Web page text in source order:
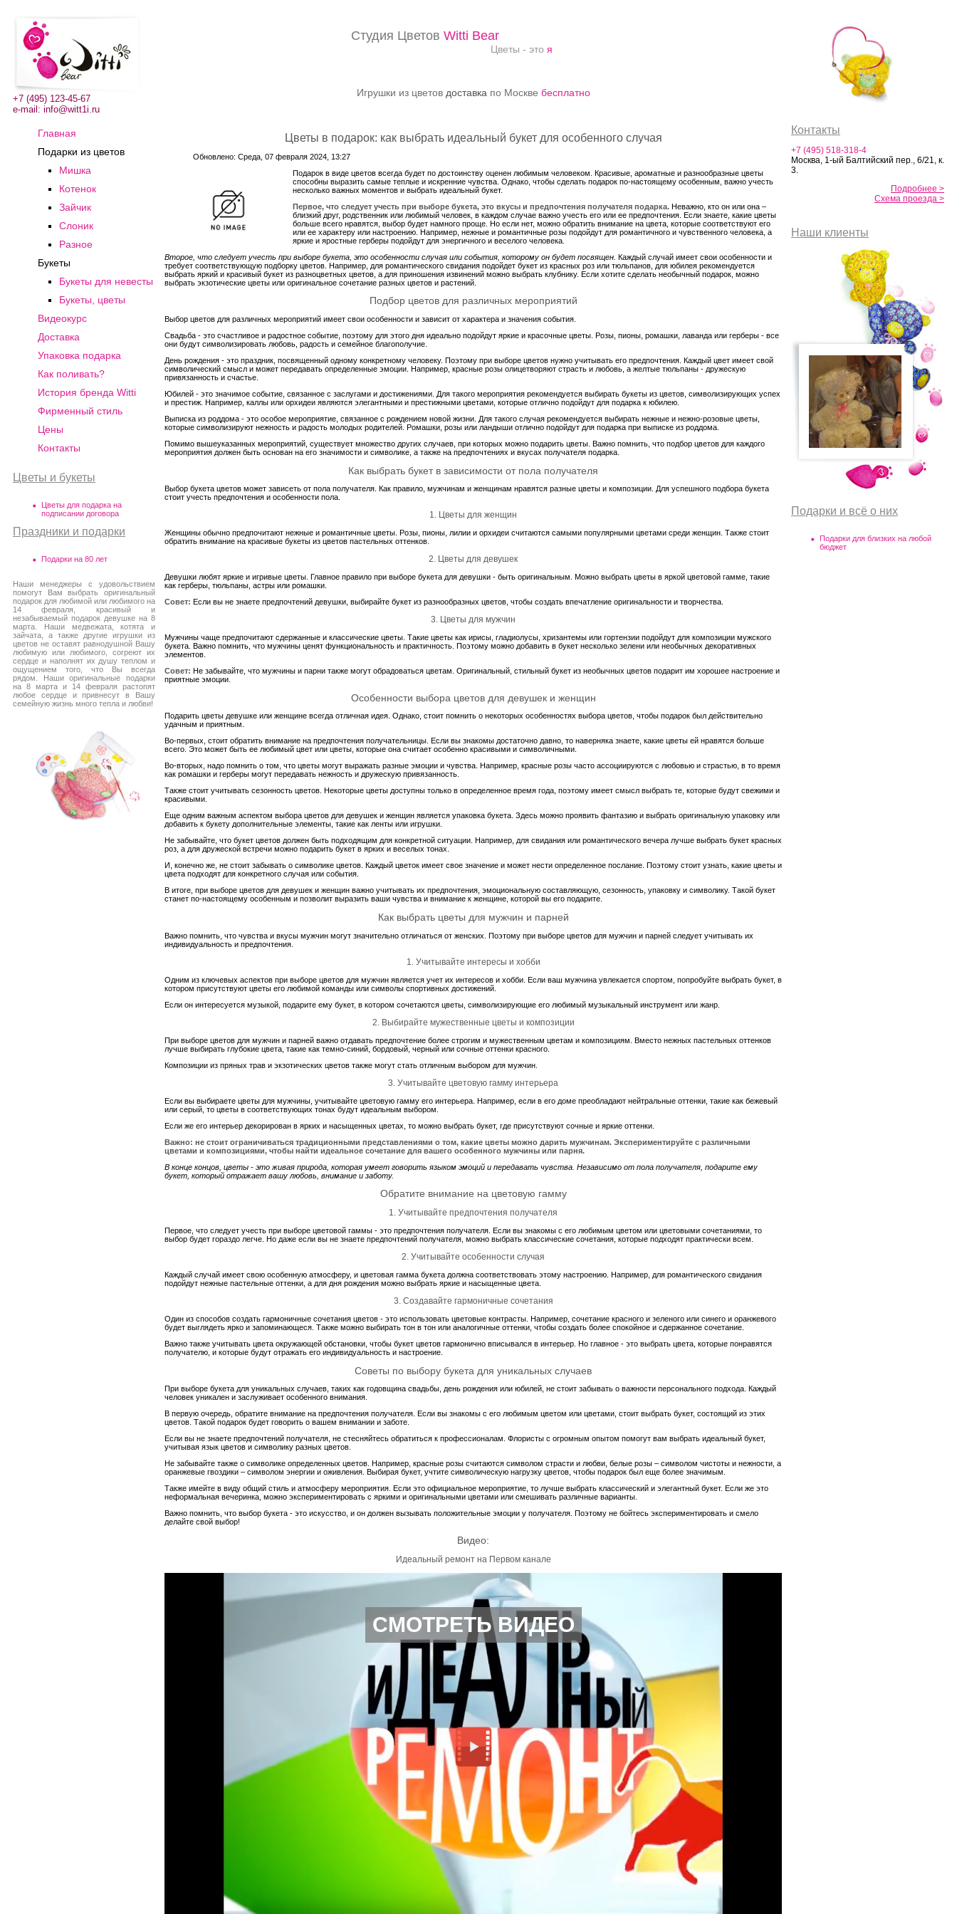
+7 (495) 123-45-67
e-mail: info@witt1i.ru
Студия Цветов Witti Bear
Цветы - это я
Игрушки из цветов доставка по Москве бесплатно
Главная
Подарки из цветов
Мишка
Котенок
Зайчик
Слоник
Разное
Букеты
Букеты для невесты
Букеты, цветы
Видеокурс
Доставка
Упаковка подарка
Как поливать?
История бренда Witti
Фирменный стиль
Цены
Контакты
Цветы и букеты
Цветы для подарка на
подписании договора
Праздники и подарки
Подарки на 80 лет
Наши менеджеры с удовольствием
помогут Вам выбрать оригинальный
подарок для любимой или любимого на
14 февраля, красивый и
незабываемый подарок девушке на 8
марта. Наши медвежата, котята и
зайчата, а также другие игрушки из
цветов не оставят равнодушной Вашу
любимую или любимого, согреют их
сердце и наполнят их душу теплом и
ощущением того, что Вы всегда
рядом. Наши оригинальные подарки
на 8 марта и 14 февраля растопят
любое сердце и привнесут в Вашу
семейную жизнь много тепла и любви!
Цветы в подарок: как выбрать идеальный букет для особенного случая
Обновлено: Среда, 07 февраля 2024, 13:27
Подарок в виде цветов всегда будет по достоинству оценен любимым человеком. Красивые, ароматные и разнообразные цветы
способны выразить самые теплые и искренние чувства. Однако, чтобы сделать подарок по-настоящему особенным, важно учесть
несколько важных моментов и выбрать идеальный букет.
Первое, что следует учесть при выборе букета, это вкусы и предпочтения получателя подарка. Неважно, кто он или она –
близкий друг, родственник или любимый человек, в каждом случае важно учесть его или ее предпочтения. Если знаете, какие цветы
больше всего нравятся, выбор будет намного проще. Но если нет, можно обратить внимание на цвета, которые соответствуют его
или ее характеру или настроению. Например, нежные и романтичные розы подойдут для романтичного и чувственного человека, а
яркие и яростные герберы подойдут для энергичного и веселого человека.
Второе, что следует учесть при выборе букета, это особенности случая или события, которому он будет посвящен. Каждый случай имеет свои особенности и
требует соответствующую подборку цветов. Например, для романтического свидания подойдет букет из красных роз или тюльпанов, для юбилея рекомендуется
выбрать яркий и красивый букет из разноцветных цветов, а для приношения извинений можно выбрать клубнику. Если хотите сделать необычный подарок, можно
выбрать экзотические цветы или оригинальное сочетание разных цветов и растений.
Подбор цветов для различных мероприятий
Выбор цветов для различных мероприятий имеет свои особенности и зависит от характера и значения события.
Свадьба - это счастливое и радостное событие, поэтому для этого дня идеально подойдут яркие и красочные цветы. Розы, пионы, ромашки, лаванда или герберы - все
они будут символизировать любовь, радость и семейное благополучие.
День рождения - это праздник, посвященный одному конкретному человеку. Поэтому при выборе цветов нужно учитывать его предпочтения. Каждый цвет имеет свой
символический смысл и может передавать определенные эмоции. Например, красные розы олицетворяют страсть и любовь, а желтые тюльпаны - дружескую
привязанность и счастье.
Юбилей - это значимое событие, связанное с заслугами и достижениями. Для такого мероприятия рекомендуется выбирать букеты из цветов, символизирующих успех
и престиж. Например, каллы или орхидеи являются элегантными и престижными цветами, которые отлично подойдут для подарка к юбилею.
Выписка из роддома - это особое мероприятие, связанное с рождением новой жизни. Для такого случая рекомендуется выбирать нежные и нежно-розовые цветы,
которые символизируют нежность и радость молодых родителей. Ромашки, розы или ландыши отлично подойдут для подарка при выписке из роддома.
Помимо вышеуказанных мероприятий, существует множество других случаев, при которых можно подарить цветы. Важно помнить, что подбор цветов для каждого
мероприятия должен быть основан на его значимости и символике, а также на предпочтениях и вкусах получателя подарка.
Как выбрать букет в зависимости от пола получателя
Выбор букета цветов может зависеть от пола получателя. Как правило, мужчинам и женщинам нравятся разные цветы и композиции. Для успешного подбора букета
стоит учесть предпочтения и особенности пола.
1. Цветы для женщин
Женщины обычно предпочитают нежные и романтичные цветы. Розы, пионы, лилии и орхидеи считаются самыми популярными цветами среди женщин. Также стоит
обратить внимание на красивые букеты из цветов пастельных оттенков.
2. Цветы для девушек
Девушки любят яркие и игривые цветы. Главное правило при выборе букета для девушки - быть оригинальным. Можно выбрать цветы в яркой цветовой гамме, такие
как герберы, тюльпаны, астры или ромашки.
Совет: Если вы не знаете предпочтений девушки, выбирайте букет из разнообразных цветов, чтобы создать впечатление оригинальности и творчества.
3. Цветы для мужчин
Мужчины чаще предпочитают сдержанные и классические цветы. Такие цветы как ирисы, гладиолусы, хризантемы или гортензии подойдут для композиции мужского
букета. Важно помнить, что мужчины ценят функциональность и практичность. Поэтому можно добавить в букет несколько зелени или необычных декоративных
элементов.
Совет: Не забывайте, что мужчины и парни также могут обрадоваться цветам. Оригинальный, стильный букет из необычных цветов подарит им хорошее настроение и
приятные эмоции.
Особенности выбора цветов для девушек и женщин
Подарить цветы девушке или женщине всегда отличная идея. Однако, стоит помнить о некоторых особенностях выбора цветов, чтобы подарок был действительно
удачным и приятным.
Во-первых, стоит обратить внимание на предпочтения получательницы. Если вы знакомы достаточно давно, то наверняка знаете, какие цветы ей нравятся больше
всего. Это может быть ее любимый цвет или цветы, которые она считает особенно красивыми и символичными.
Во-вторых, надо помнить о том, что цветы могут выражать разные эмоции и чувства. Например, красные розы часто ассоциируются с любовью и страстью, в то время
как ромашки и герберы могут передавать нежность и дружескую привязанность.
Также стоит учитывать сезонность цветов. Некоторые цветы доступны только в определенное время года, поэтому имеет смысл выбрать те, которые будут свежими и
красивыми.
Еще одним важным аспектом выбора цветов для девушек и женщин является упаковка букета. Здесь можно проявить фантазию и выбрать оригинальную упаковку или
добавить к букету дополнительные элементы, такие как ленты или игрушки.
Не забывайте, что букет цветов должен быть подходящим для конкретной ситуации. Например, для свидания или романтического вечера лучше выбрать букет красных
роз, а для дружеской встречи можно подарить букет в ярких и веселых тонах.
И, конечно же, не стоит забывать о символике цветов. Каждый цветок имеет свое значение и может нести определенное послание. Поэтому стоит узнать, какие цветы и
цвета подходят для конкретного случая или события.
В итоге, при выборе цветов для девушек и женщин важно учитывать их предпочтения, эмоциональную составляющую, сезонность, упаковку и символику. Такой букет
станет по-настоящему особенным и позволит выразить ваши чувства и внимание к женщине, которой вы его подарите.
Как выбрать цветы для мужчин и парней
Важно помнить, что чувства и вкусы мужчин могут значительно отличаться от женских. Поэтому при выборе цветов для мужчин и парней следует учитывать их
индивидуальность и предпочтения.
1. Учитывайте интересы и хобби
Одним из ключевых аспектов при выборе цветов для мужчин является учет их интересов и хобби. Если ваш мужчина увлекается спортом, попробуйте выбрать букет, в
котором присутствуют цветы его любимой команды или символы спортивных достижений.
Если он интересуется музыкой, подарите ему букет, в котором сочетаются цветы, символизирующие его любимый музыкальный инструмент или жанр.
2. Выбирайте мужественные цветы и композиции
При выборе цветов для мужчин и парней важно отдавать предпочтение более строгим и мужественным цветам и композициям. Вместо нежных пастельных оттенков
лучше выбирать глубокие цвета, такие как темно-синий, бордовый, черный или сочные оттенки красного.
Композиции из пряных трав и экзотических цветов также могут стать отличным выбором для мужчин.
3. Учитывайте цветовую гамму интерьера
Если вы выбираете цветы для мужчины, учитывайте цветовую гамму его интерьера. Например, если в его доме преобладают нейтральные оттенки, такие как бежевый
или серый, то цветы в соответствующих тонах будут идеальным выбором.
Если же его интерьер декорирован в ярких и насыщенных цветах, то можно выбрать букет, где присутствуют сочные и яркие оттенки.
Важно: не стоит ограничиваться традиционными представлениями о том, какие цветы можно дарить мужчинам. Экспериментируйте с различными
цветами и композициями, чтобы найти идеальное сочетание для вашего особенного мужчины или парня.
В конце концов, цветы - это живая природа, которая умеет говорить языком эмоций и передавать чувства. Независимо от пола получателя, подарите ему
букет, который отражает вашу любовь, внимание и заботу.
Обратите внимание на цветовую гамму
1. Учитывайте предпочтения получателя
Первое, что следует учесть при выборе цветовой гаммы - это предпочтения получателя. Если вы знакомы с его любимым цветом или цветовыми сочетаниями, то
выбор будет гораздо легче. Но даже если вы не знаете предпочтений получателя, можно выбрать классические сочетания, которые подходят практически всем.
2. Учитывайте особенности случая
Каждый случай имеет свою особенную атмосферу, и цветовая гамма букета должна соответствовать этому настроению. Например, для романтического свидания
подойдут нежные пастельные оттенки, а для дня рождения можно выбрать яркие и насыщенные цвета.
3. Создавайте гармоничные сочетания
Один из способов создать гармоничные сочетания цветов - это использовать цветовые контрасты. Например, сочетание красного и зеленого или синего и оранжевого
будет выглядеть ярко и запоминающеся. Также можно выбирать тон в тон или аналогичные оттенки, чтобы создать более спокойное и сдержанное сочетание.
Важно также учитывать цвета окружающей обстановки, чтобы букет цветов гармонично вписывался в интерьер. Но главное - это выбрать цвета, которые понравятся
получателю, и которые будут отражать его индивидуальность и настроение.
Советы по выбору букета для уникальных случаев
При выборе букета для уникальных случаев, таких как годовщина свадьбы, день рождения или юбилей, не стоит забывать о важности персонального подхода. Каждый
человек уникален и заслуживает особенного внимания.
В первую очередь, обратите внимание на предпочтения получателя. Если вы знакомы с его любимым цветом или цветами, стоит выбрать букет, состоящий из этих
цветов. Такой подарок будет говорить о вашем внимании и заботе.
Если вы не знаете предпочтений получателя, не стесняйтесь обратиться к профессионалам. Флористы с огромным опытом помогут вам выбрать идеальный букет,
учитывая язык цветов и символику разных цветов.
Не забывайте также о символике определенных цветов. Например, красные розы считаются символом страсти и любви, белые розы – символом чистоты и нежности, а
оранжевые гвоздики – символом энергии и оживления. Выбирая букет, учтите символическую нагрузку цветов, чтобы подарок был еще более значимым.
Также имейте в виду общий стиль и атмосферу мероприятия. Если это официальное мероприятие, то лучше выбрать классический и элегантный букет. Если же это
неформальная вечеринка, можно экспериментировать с яркими и оригинальными цветами или смешивать различные варианты.
Важно помнить, что выбор букета - это искусство, и он должен вызывать положительные эмоции у получателя. Поэтому не бойтесь экспериментировать и смело
делайте свой выбор!
Видео:
Идеальный ремонт на Первом канале
СМОТРЕТЬ ВИДЕО
Контакты
+7 (495) 518-318-4
Москва, 1-ый Балтийский пер., 6/21, к.
3.
Подробнее >
Схема проезда >
Наши клиенты
Подарки и всё о них
Подарки для близких на любой
бюджет